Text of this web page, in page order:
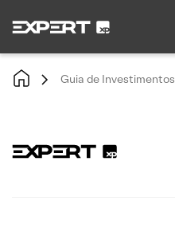
Guia de Investimentos